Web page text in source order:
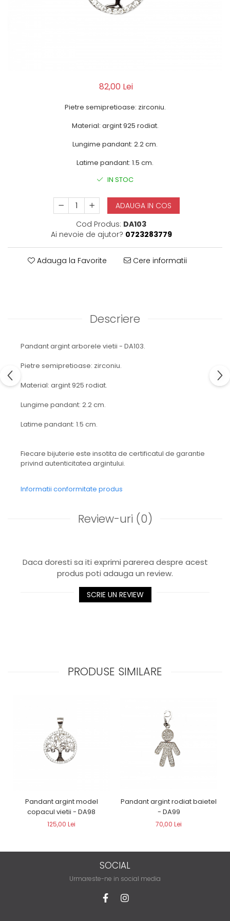
82,00 Lei
Pietre semipretioase: zirconiu.
Material: argint 925 rodiat.
Lungime pandant: 2.2 cm.
Latime pandant: 1.5 cm.
IN STOC
ADAUGA IN COS
Cod Produs: DA103
Ai nevoie de ajutor? 0723283779
Adauga la Favorite Cere informatii
Descriere
Pandant argint arborele vietii - DA103.
Pietre semipretioase: zirconiu.
Material: argint 925 rodiat.
Lungime pandant: 2.2 cm.
Latime pandant: 1.5 cm.
Fiecare bijuterie este insotita de certificatul de garantie
privind autenticitatea argintului.
Informatii conformitate produs
Review-uri (0)
Daca doresti sa iti exprimi parerea despre acest
produs poti adauga un review.
SCRIE UN REVIEW
PRODUSE SIMILARE
Pandant argint model
copacul vietii - DA98
125,00 Lei
Pandant argint rodiat baietel
- DA99
70,00 Lei
SOCIAL
Urmareste-ne in social media